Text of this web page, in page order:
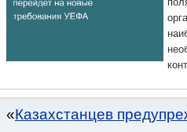
Казахстанцев